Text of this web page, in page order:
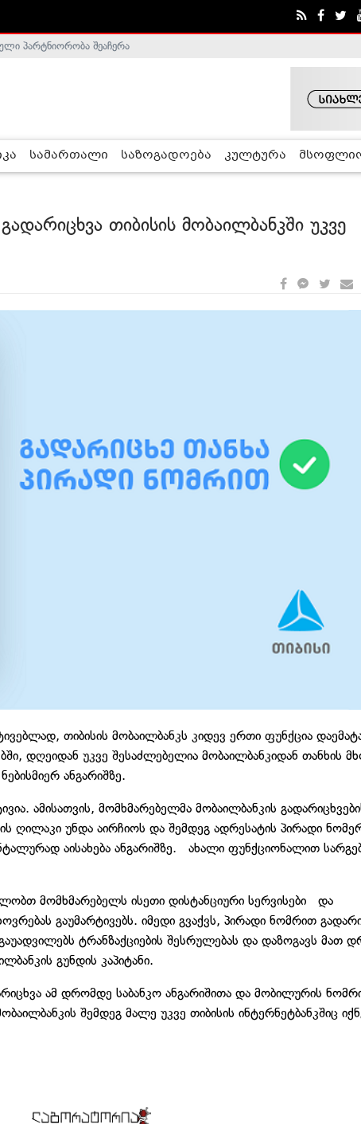
- ჰელსინკის კომისია
პარტნიორობა შეაჩერა
სამართალი საზოგადოება კულტურა
თიბისის მობაილბანკში უკვე
თიბისის მობაილბანკს კიდევ ერთი ფუნქცია
დღეიდან უკვე შესაძლებელია მობაილბანკიდან თანხის
ანგარიშზე.
ამისათვის, მომხმარებელმა მობაილბანკის
ღილაკი უნდა აირჩიოს და შემდეგ ადრესატის პირადი
აისახება ანგარიშზე. ახალი ფუნქციონალით
მომხმარებელს ისეთი დისტანციური სერვისები და
გაუმარტივებს. იმედი გვაქვს, პირადი ნომრით
ტრანზაქციების შესრულებას და დაზოგავს მათ
გუნდის კაპიტანი.
ამ დრომდე საბანკო ანგარიშითა და მობილურის
შემდეგ მალე უკვე თიბისის ინტერნეტბანკშიც